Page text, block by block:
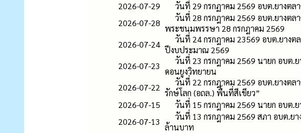
2026-07-29
วันที่ 29 กรกฏาคม 2569 อบต.ยางต
2026-07-28
วันที่ 28 กรกฎาคม 2569 อบต.ยางตล
พระชนมพรรษา 28 กรกฎาคม 2569
2026-07-24
วันที่ 24 กรกฎาคม 23569 อบต.ยางต
ปีงบประมาณ 2569
2026-07-23
วันที่ 23 กรกฎาคม 2569 นายก อบต.
ดอนยูงวิทยายน
2026-07-22
วันที่ 22 กรกฎาคม 2569 อบต.ยางตล
รักษ์โลก (อถล.) พื้นที่สีเขียว”
2026-07-15
วันที่ 15 กรกฎาคม 2569 นายก อบต.ย
2026-07-13
วันที่ 13 กรกฎาคม 2569 สภา อบต.ย
ล้านบาท